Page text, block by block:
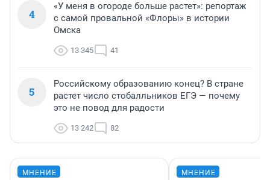
4
«У меня в огороде больше растет»: репортаж
с самой провальной «Флоры» в истории
Омска
13 345 41
5
Российскому образованию конец? В стране
растет число стобалльников ЕГЭ — почему
это не повод для радости
13 242 82
МНЕНИЕ МНЕНИЕ